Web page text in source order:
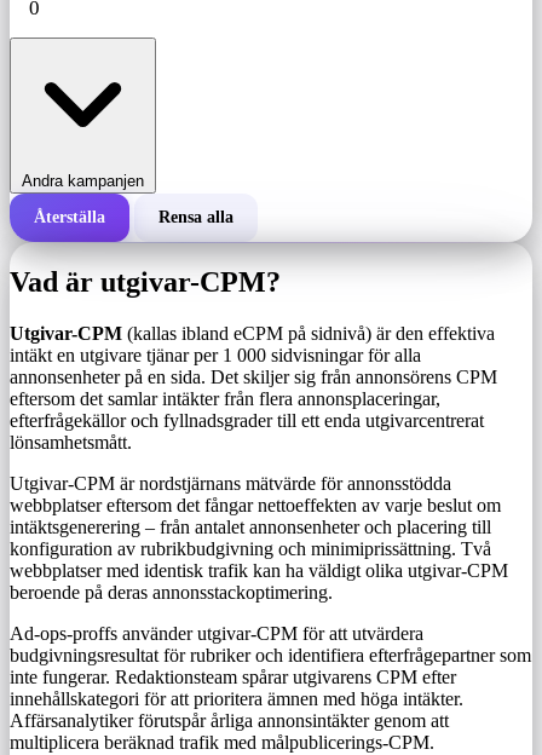
Andra kampanjen
Total kostnad för en kampanj
Antal visningar
Återställa Rensa alla
Vad är utgivar-CPM?
Utgivar-CPM (kallas ibland eCPM på sidnivå) är den effektiva
intäkt en utgivare tjänar per 1 000 sidvisningar för alla
annonsenheter på en sida. Det skiljer sig från annonsörens CPM
eftersom det samlar intäkter från flera annonsplaceringar,
efterfrågekällor och fyllnadsgrader till ett enda utgivarcentrerat
lönsamhetsmått.
Utgivar-CPM är nordstjärnans mätvärde för annonsstödda
webbplatser eftersom det fångar nettoeffekten av varje beslut om
intäktsgenerering – från antalet annonsenheter och placering till
konfiguration av rubrikbudgivning och minimiprissättning. Två
webbplatser med identisk trafik kan ha väldigt olika utgivar-CPM
beroende på deras annonsstackoptimering.
Ad-ops-proffs använder utgivar-CPM för att utvärdera
budgivningsresultat för rubriker och identifiera efterfrågepartner som
inte fungerar. Redaktionsteam spårar utgivarens CPM efter
innehållskategori för att prioritera ämnen med höga intäkter.
Affärsanalytiker förutspår årliga annonsintäkter genom att
multiplicera beräknad trafik med målpublicerings-CPM.